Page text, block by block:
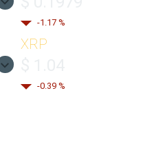
-1.17 %
XRP
-0.39 %